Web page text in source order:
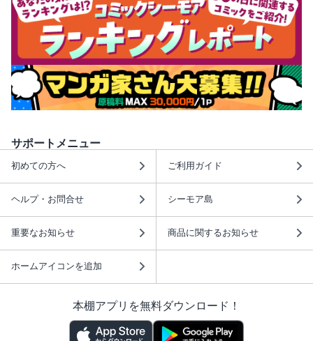
サポートメニュー
初めての方へ ご利用ガイド
ヘルプ・お問合せ シーモア島
重要なお知らせ 商品に関するお知らせ
ホームアイコンを追加
本棚アプリを無料ダウンロード！